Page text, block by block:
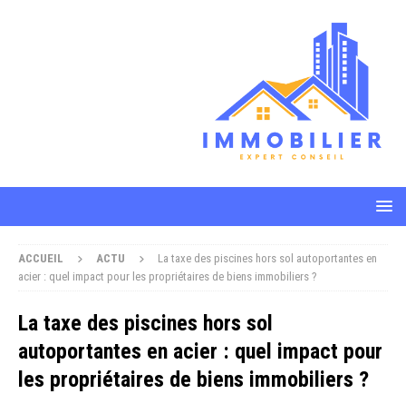
ACCUEIL ACTU
La taxe des piscines hors sol autoportantes en
acier : quel impact pour les propriétaires de biens immobiliers ?
La taxe des piscines hors sol
autoportantes en acier : quel impact pour
les propriétaires de biens immobiliers ?